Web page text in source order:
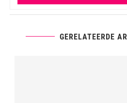
GERELATEERDE